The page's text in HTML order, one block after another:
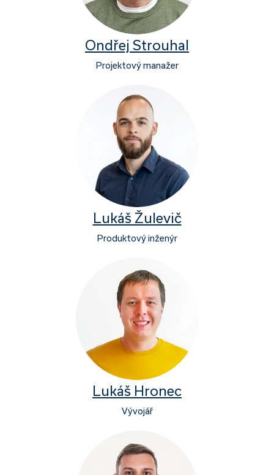
Ondřej Strouhal
Projektový manažer
Lukáš Žulevič
Produktový inženýr
Lukáš Hronec
Vývojář